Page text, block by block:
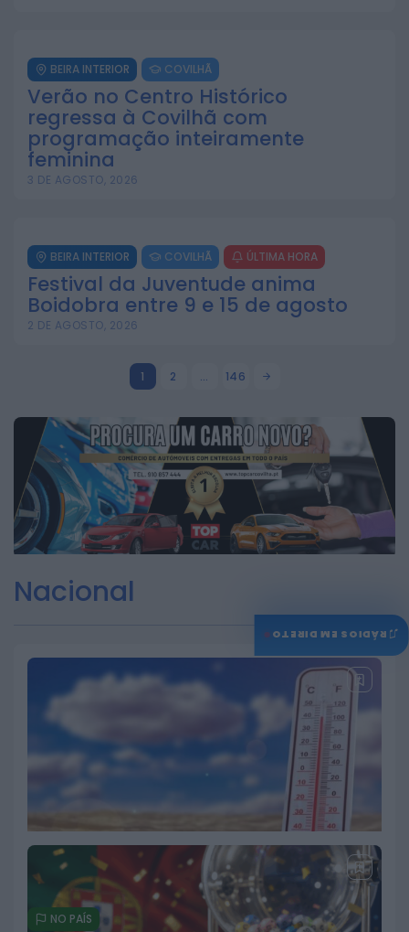
BEIRA INTERIOR COVILHÃ
Verão no Centro Histórico
regressa à Covilhã com
programação inteiramente
feminina
3 DE AGOSTO, 2026
BEIRA INTERIOR COVILHÃ ÚLTIMA HORA
Festival da Juventude anima
Boidobra entre 9 e 15 de agosto
2 DE AGOSTO, 2026
1 2 … 146
Nacional
NO PAÍS
♫
RÁDIOS EM DIRETO